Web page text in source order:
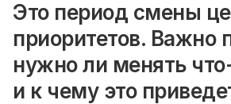
Это период смены
приоритетов. Важно
нужно ли менять
и к чему это